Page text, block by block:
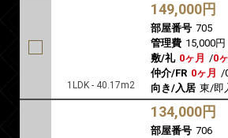
1LDK - 40.17m2
149,000円
部屋番号 705
管理費 15,000円
敷/礼 0ヶ月 /0
仲介/FR 0ヶ月 /
向き/入居 東/即
134,000円
部屋番号 706